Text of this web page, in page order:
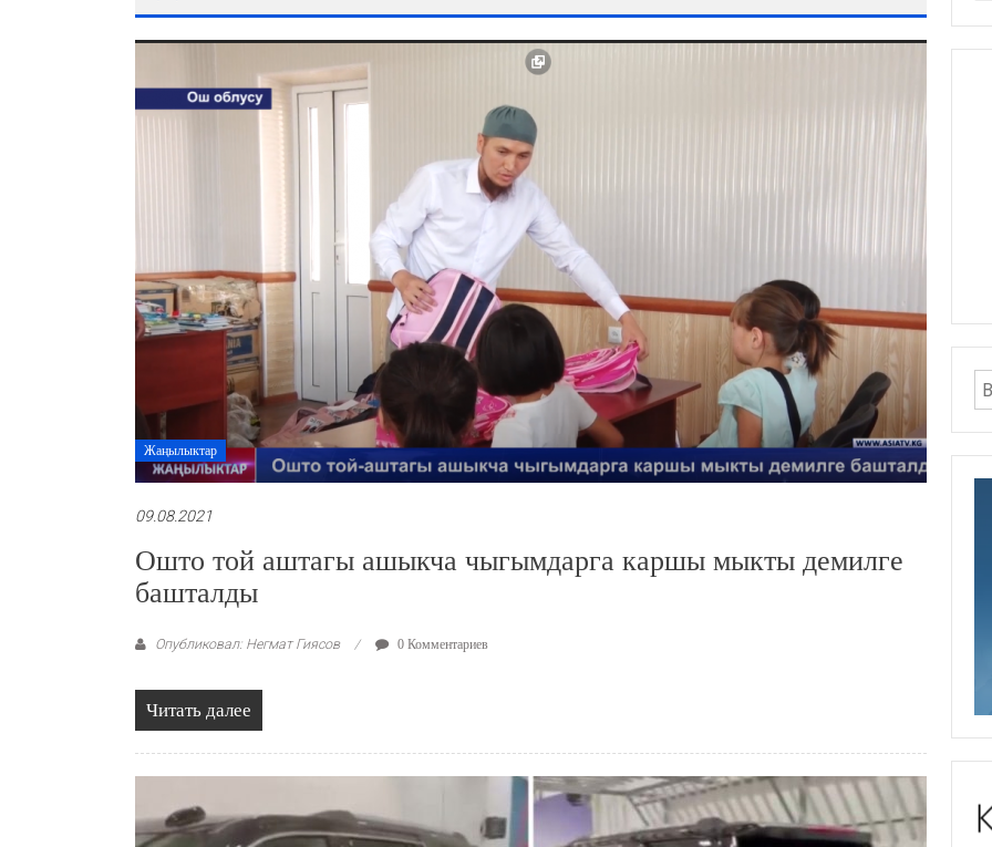
Жаңылыктар
09.08.2021
Ошто той аштагы ашыкча чыгымдарга каршы мыкты демилге
башталды
Опубликовал: Негмат Гиясов 0 Комментариев
Читать далее